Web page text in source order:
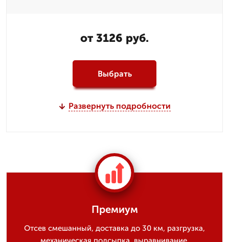
от 3126 руб.
Выбрать
Развернуть подробности
Премиум
Отсев смешанный, доставка до 30 км, разгрузка,